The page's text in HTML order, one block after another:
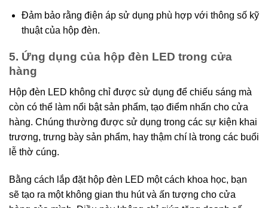
Đảm bảo rằng điện áp sử dụng phù hợp với thông số kỹ
thuật của hộp đèn.
5. Ứng dụng của hộp đèn LED trong cửa
hàng
Hộp đèn LED không chỉ được sử dụng để chiếu sáng mà
còn có thể làm nổi bật sản phẩm, tạo điểm nhấn cho cửa
hàng. Chúng thường được sử dụng trong các sự kiện khai
trương, trưng bày sản phẩm, hay thậm chí là trong các buổi
lễ thờ cúng.
Bằng cách lắp đặt hộp đèn LED một cách khoa học, bạn
sẽ tạo ra một không gian thu hút và ấn tượng cho cửa